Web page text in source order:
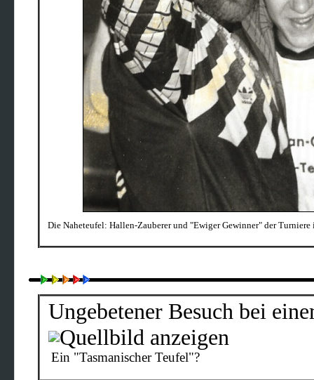
Die Naheteufel: Hallen-Zauberer und "Ewiger Gewinner" der Turniere
Ungebetener Besuch bei
Ein "Tasmanischer Teufel"?